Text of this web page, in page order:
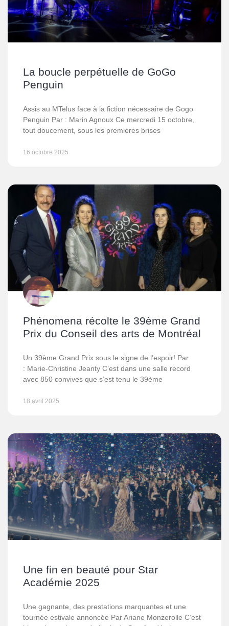
La boucle perpétuelle de GoGo
Penguin
Assis au MTelus face à la fiction nécessaire de Gogo
Penguin Par : Marin Agnoux Ce mercredi 15 octobre,
tout doucement, sous les premières brises
16 octobre 2025
Phénomena récolte le 39ème Grand
Prix du Conseil des arts de Montréal
Un 39ème Grand Prix sous le signe de l’espoir! Par
: Marie-Christine Jeanty C’est dans une salle record
avec 850 convives que s’est tenu le 39ème
18 avril 2025
Une fin en beauté pour Star
Académie 2025
Une gagnante, des prestations marquantes et une
tournée estivale annoncée Par Ariane Monzerolle C’est